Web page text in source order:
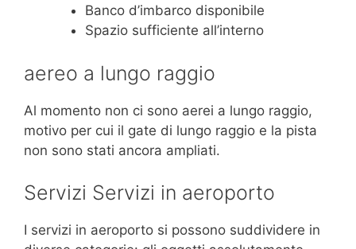
Banco d’imbarco disponibile
Spazio sufficiente all’interno
aereo a lungo raggio
Al momento non ci sono aerei a lungo raggio,
motivo per cui il gate di lungo raggio e la pista
non sono stati ancora ampliati.
Servizi Servizi in aeroporto
I servizi in aeroporto si possono suddividere in